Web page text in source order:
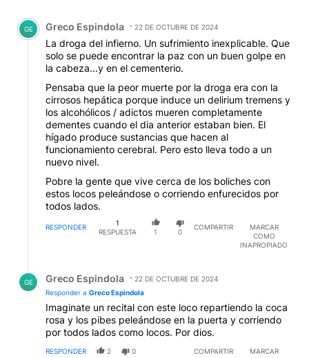
Comentario de Greco Espindola.
GE Greco Espindola 22 DE OCTUBRE DE 2024
La droga del infierno. Un sufrimiento inexplicable. Que
solo se puede encontrar la paz con un buen golpe en
la cabeza...y en el cementerio.
Pensaba que la peor muerte por la droga era con la
cirrosos hepática porque induce un delirium tremens y
los alcohólicos / adictos mueren completamente
dementes cuando el dia anterior estaban bien. El
hígado produce sustancias que hacen al
funcionamiento cerebral. Pero esto lleva todo a un
nuevo nivel.
Pobre la gente que vive cerca de los boliches con
estos locos peleándose o corriendo enfurecidos por
todos lados.
RESPONDER
1
RESPUESTA
1 0
COMPARTIR
MARCAR
COMO
INAPROPIADO
GE Greco Espindola
22 DE OCTUBRE DE 2024
Responder a Greco Espindola
Imaginate un recital con este loco repartiendo la coca
rosa y los pibes peleándose en la puerta y corriendo
por todos lados como locos. Por dios.
RESPONDER 2 0 COMPARTIR
MARCAR